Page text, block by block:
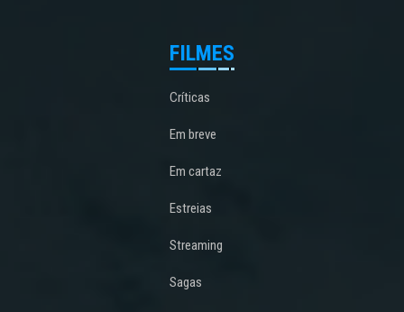
FILMES
Críticas
Em breve
Em cartaz
Estreias
Streaming
Sagas